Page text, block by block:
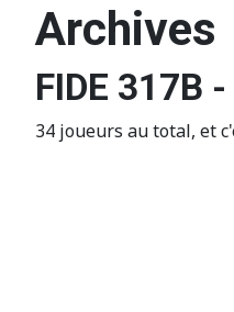
Archives
FIDE 317B
34 joueurs au total, et